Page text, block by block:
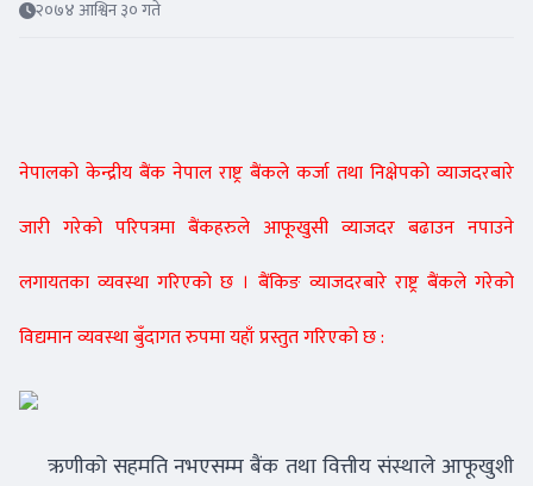
२०७४ आश्विन ३० गते
नेपालको केन्द्रीय बैंक नेपाल राष्ट्र बैंकले कर्जा तथा निक्षेपको व्याजदरबारे
जारी गरेको परिपत्रमा बैंकहरुले आफूखुसी व्याजदर बढाउन नपाउने
लगायतका व्यवस्था गरिएको छ । बैंकिङ व्याजदरबारे राष्ट्र बैंकले गरेको
विद्यमान व्यवस्था बुँदागत रुपमा यहाँ प्रस्तुत गरिएको छ :
ऋणीको सहमति नभएसम्म बैंक तथा वित्तीय संस्थाले आफूखुशी